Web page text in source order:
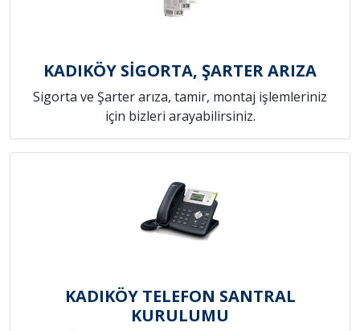
KADIKÖY SİGORTA, ŞARTER ARIZA
Sigorta ve Şarter arıza, tamir, montaj işlemleriniz
için bizleri arayabilirsiniz.
KADIKÖY TELEFON SANTRAL
KURULUMU